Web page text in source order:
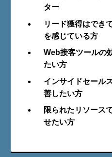
ター
リード獲得はでき
を感じている方
Web接客ツールの
たい方
インサイドセール
善したい方
限られたリソース
せたい方